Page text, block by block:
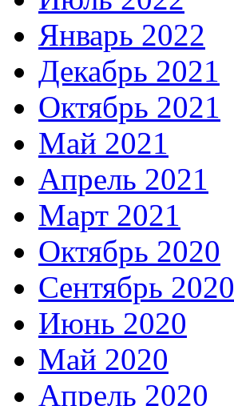
Январь 2022
Декабрь 2021
Октябрь 2021
Май 2021
Апрель 2021
Март 2021
Октябрь 2020
Сентябрь 2020
Июнь 2020
Май 2020
Апрель 2020